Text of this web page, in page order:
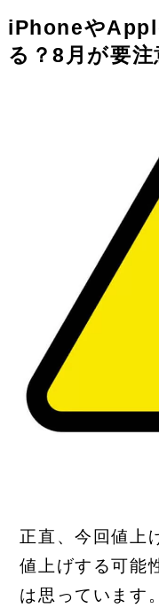
iPhoneや
る？8月が要注
正直、今回値上
値上げする可能
は思っています。